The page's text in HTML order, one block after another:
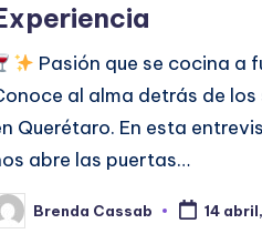
Pasión que se cocina a
al alma detrás de los
Querétaro. En esta
abre las puertas…
Brenda Cassab 14